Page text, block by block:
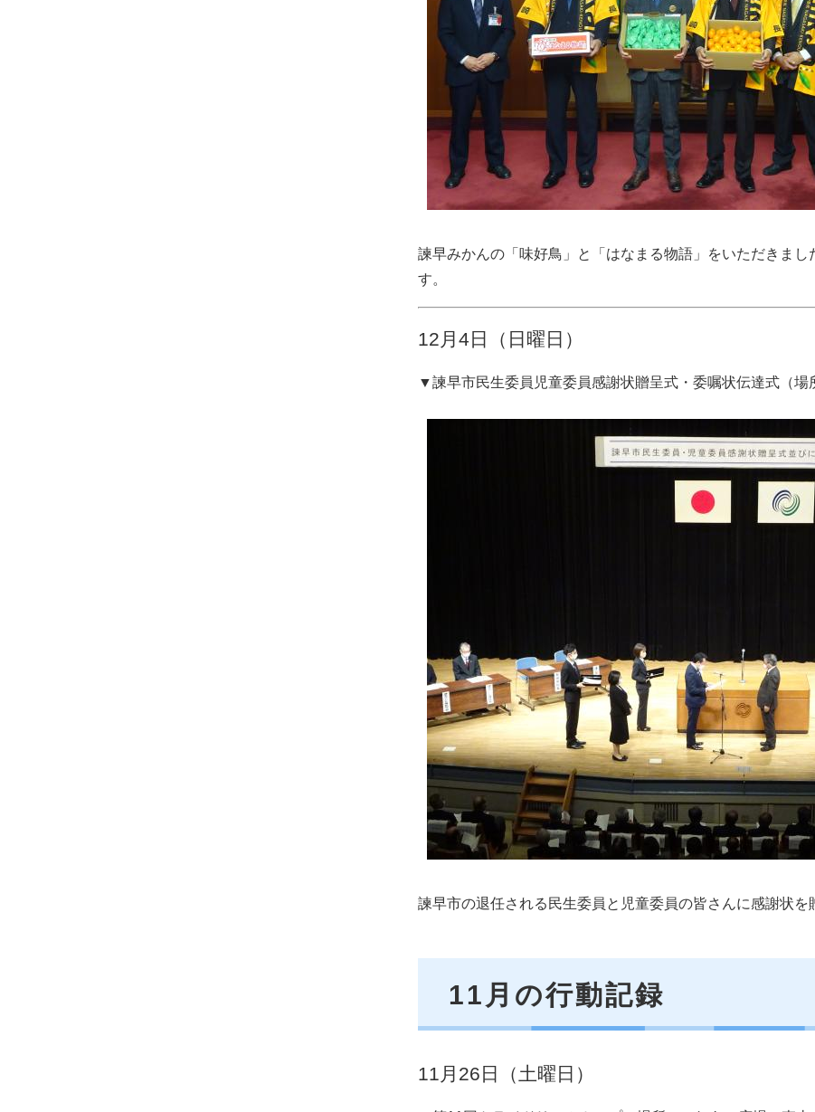
諫早みかんの「味好鳥」と「はなまる物語」をいただきま
す。
12月4日（日曜日）
▼諫早市民生委員児童委員感謝状贈呈式・委嘱状伝達式（場
諫早市の退任される民生委員と児童委員の皆さんに感謝状を
11月の行動記録
11月26日（土曜日）